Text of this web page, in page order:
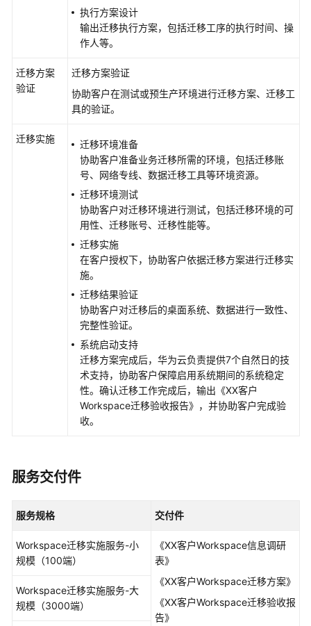
服
工
智
使
与
议
交
服
务
数
据
执行方案设计
输出迁移执行方案，包括迁移工序的执行时间、操
作人等。
迁移方案
验证
迁移方案验证
协助客户在测试或预生产环境进行迁移方案、迁移工
具的验证。
迁移实施
迁移环境准备
协助客户准备业务迁移所需的环境，包括迁移账
号、网络专线、数据迁移工具等环境资源。
迁移环境测试
协助客户对迁移环境进行测试，包括迁移环境的可
用性、迁移账号、迁移性能等。
迁移实施
在客户授权下，协助客户依据迁移方案进行迁移实
施。
迁移结果验证
协助客户对迁移后的桌面系统、数据进行一致性、
完整性验证。
系统启动支持
迁移方案完成后，华为云负责提供7个自然日的技
术支持，协助客户保障启用系统期间的系统稳定
性。确认迁移工作完成后，输出《XX客户
Workspace迁移验收报告》，并协助客户完成验
收。
服务交付件
服务规格 交付件
Workspace迁移实施服务-小
规模（100端）
《XX客户Workspace信息调研
表》
《XX客户Workspace迁移方案》
《XX客户Workspace迁移验收报
告》
Workspace迁移实施服务-大
规模（3000端）